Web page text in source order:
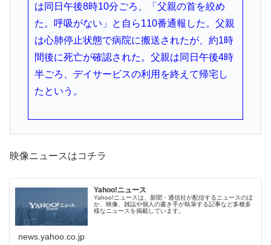
は同日午後8時10分ごろ、「父親の首を絞め
た。呼吸がない」と自ら110番通報した。父親
は心肺停止状態で病院に搬送されたが、約1時
間後に死亡が確認された。父親は同日午後4時
半ごろ、デイサービスの利用を終えて帰宅し
たという。
映像ニュースはコチラ
Yahoo!ニュース
Yahoo!ニュースは、新聞・通信社が配信するニュースのほ
か、映像、雑誌や個人の書き手が執筆する記事など多種多
様なニュースを掲載しています。
news.yahoo.co.jp